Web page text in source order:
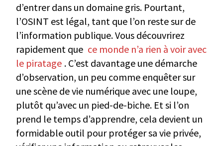
d’entrer dans un domaine gris. Pourtant,
l’OSINT est légal, tant que l’on reste sur de
l’information publique. Vous découvrirez
rapidement que ce monde n’a rien à voir avec
le piratage . C’est davantage une démarche
d’observation, un peu comme enquêter sur
une scène de vie numérique avec une loupe,
plutôt qu’avec un pied-de-biche. Et si l’on
prend le temps d’apprendre, cela devient un
formidable outil pour protéger sa vie privée,